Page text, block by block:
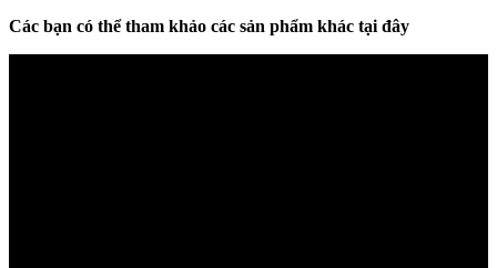
Các bạn có thể tham khảo các sản phẩm khác tại đây